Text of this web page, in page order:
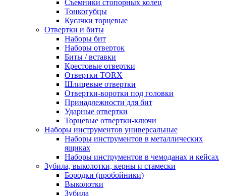
Съемники стопорных колец
Тонкогубцы
Кусачки торцевые
Отвертки и биты
Наборы бит
Наборы отверток
Биты / вставки
Крестовые отвертки
Отвертки TORX
Шлицевые отвертки
Отвертки-воротки под головки
Принадлежности для бит
Ударные отвертки
Торцевые отвертки-ключи
Наборы инструментов универсальные
Наборы инструментов в металлических
ящиках
Наборы инструментов в чемоданах и кейсах
Зубила, выколотки, керны и стамески
Бородки (пробойники)
Выколотки
Зубила